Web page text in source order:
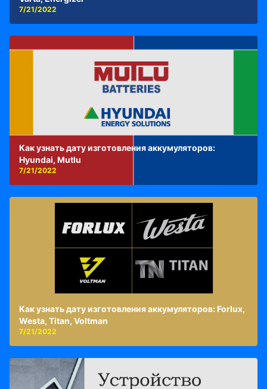
7/21/2022
Как узнать дату изготовления аккумуляторов:
Hyundai, Mutlu
7/21/2022
Как узнать дату изготовления аккумуляторов: Forlux,
Westa, Titan, Voltman
7/21/2022